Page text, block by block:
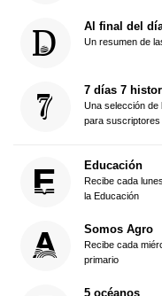
Al final del
Un resumen de
7 días 7
Una selección de
para suscriptores
Educación
Recibe cada
la Educación
Somos Agro
Recibe cada
primario
5 océanos